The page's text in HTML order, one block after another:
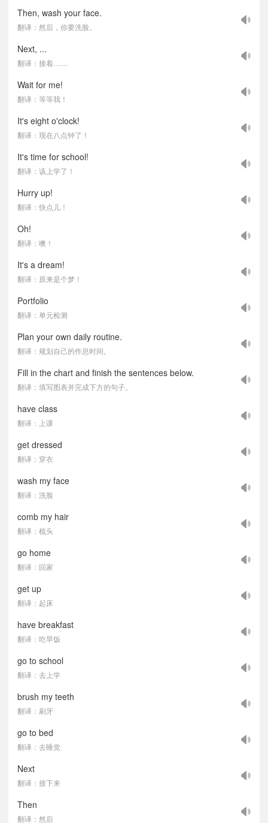
Then, wash your face.
翻译：然后，你要洗脸。
Next, ...
翻译：接着……
Wait for me!
翻译：等等我！
It's eight o'clock!
翻译：现在八点钟了！
It's time for school!
翻译：该上学了！
Hurry up!
翻译：快点儿！
Oh!
翻译：噢！
It's a dream!
翻译：原来是个梦！
Portfolio
翻译：单元检测
Plan your own daily routine.
翻译：规划自己的作息时间。
Fill in the chart and finish the sentences below.
翻译：填写图表并完成下方的句子。
have class
翻译：上课
get dressed
翻译：穿衣
wash my face
翻译：洗脸
comb my hair
翻译：梳头
go home
翻译：回家
get up
翻译：起床
have breakfast
翻译：吃早饭
go to school
翻译：去上学
brush my teeth
翻译：刷牙
go to bed
翻译：去睡觉
Next
翻译：接下来
Then
翻译：然后